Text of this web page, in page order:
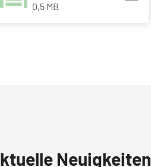
0,5 MB
Neuigkeiten